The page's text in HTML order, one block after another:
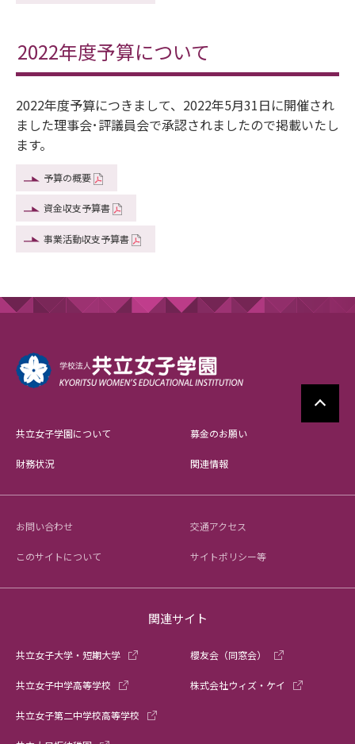
2022年度予算について
2022年度予算につきまして、2022年5月31日に開催され
ました理事会･評議員会で承認されましたので掲載いたし
ます。
予算の概要
資金収支予算書
事業活動収支予算書
共立女子学園について
財務状況
募金のお願い
関連情報
お問い合わせ 交通アクセス
このサイトについて サイトポリシー等
関連サイト
共立女子大学・短期大学
共立女子中学高等学校
共立女子第二中学校高等学校
櫻友会（同窓会）
株式会社ウィズ・ケイ